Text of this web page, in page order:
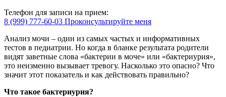
Телефон для записи на прием:
8 (999) 777-60-03 Проконсультируйте меня
Анализ мочи – один из самых частых и информативных
тестов в педиатрии. Но когда в бланке результата родители
видят заветные слова «бактерии в моче» или «бактериурия»,
это неизменно вызывает тревогу. Насколько это опасно? Что
значит этот показатель и как действовать правильно?
Что такое бактериурия?